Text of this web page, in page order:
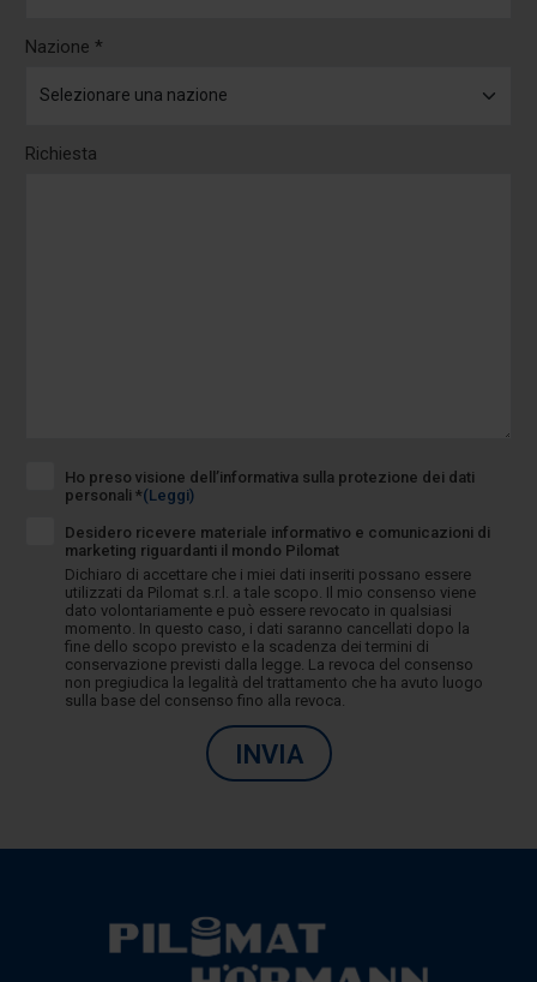
Nazione *
Richiesta
Ho preso visione dell’informativa sulla protezione dei dati
personali *(Leggi)
Desidero ricevere materiale informativo e comunicazioni di
marketing riguardanti il mondo Pilomat
Dichiaro di accettare che i miei dati inseriti possano essere
utilizzati da Pilomat s.r.l. a tale scopo. Il mio consenso viene
dato volontariamente e può essere revocato in qualsiasi
momento. In questo caso, i dati saranno cancellati dopo la
fine dello scopo previsto e la scadenza dei termini di
conservazione previsti dalla legge. La revoca del consenso
non pregiudica la legalità del trattamento che ha avuto luogo
sulla base del consenso fino alla revoca.
INVIA